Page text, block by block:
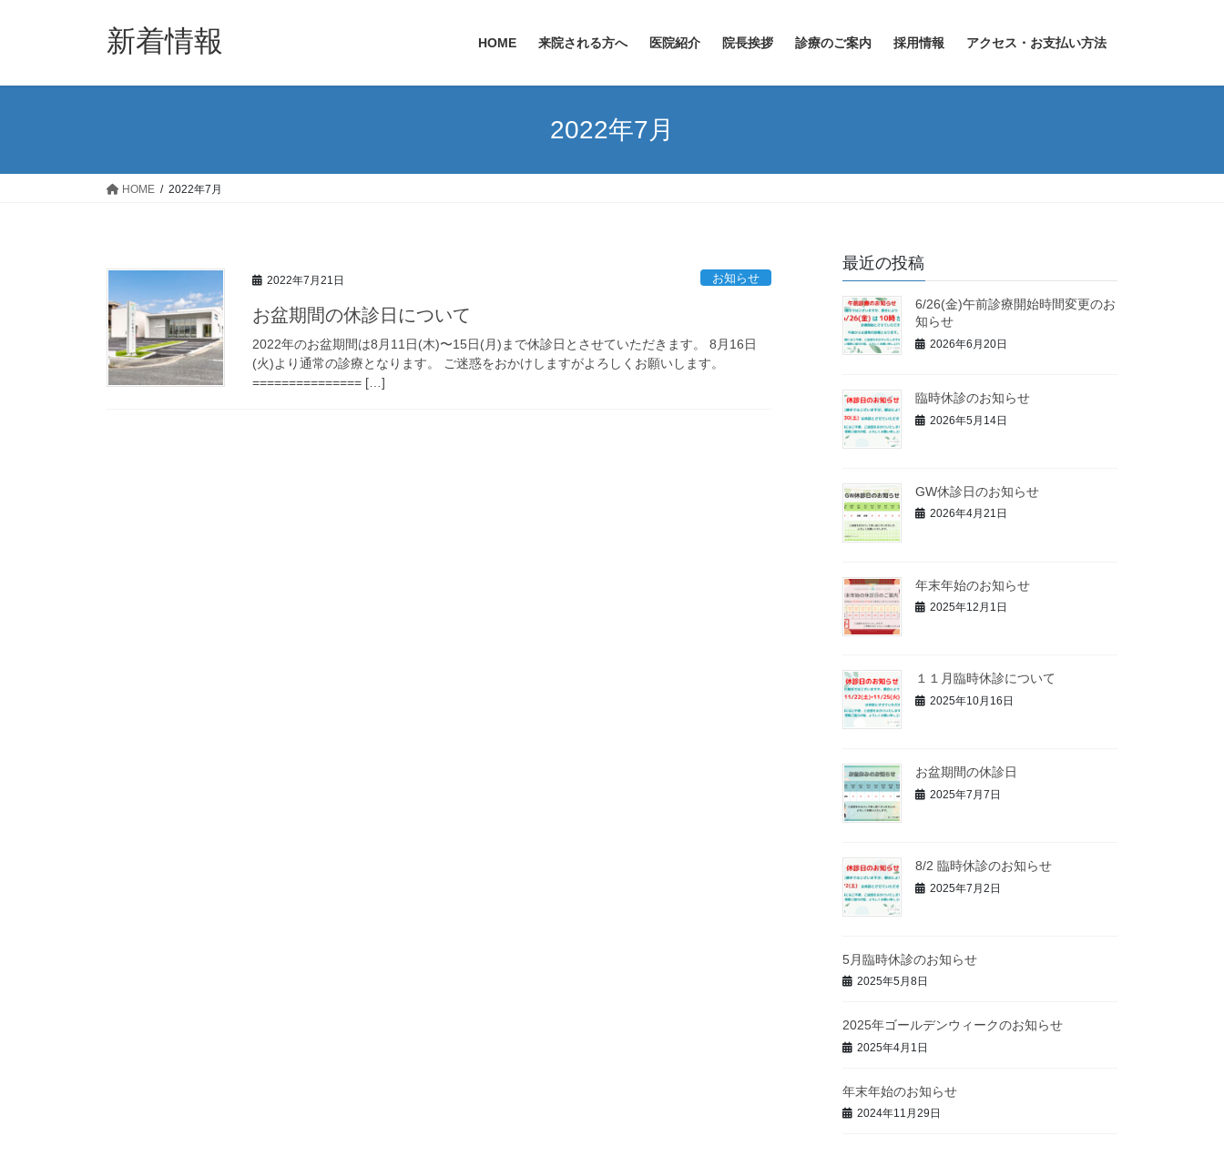
新着情報 HOME 来院される方へ 医院紹介 院長挨拶 診療のご案内 採用情報 アクセス・お支払い方法
2022年7月
HOME 2022年7月
2022年7月21日 お知らせ
お盆期間の休診日について
2022年のお盆期間は8月11日(木)〜15日(月)まで休診日とさせていただきます。 8月16日
(火)より通常の診療となります。 ご迷惑をおかけしますがよろしくお願いします。
=============== […]
最近の投稿
6/26(金)午前診療開始時間変更のお
知らせ
2026年6月20日
臨時休診のお知らせ
2026年5月14日
GW休診日のお知らせ
2026年4月21日
年末年始のお知らせ
2025年12月1日
１１月臨時休診について
2025年10月16日
お盆期間の休診日
2025年7月7日
8/2 臨時休診のお知らせ
2025年7月2日
5月臨時休診のお知らせ
2025年5月8日
2025年ゴールデンウィークのお知らせ
2025年4月1日
年末年始のお知らせ
2024年11月29日